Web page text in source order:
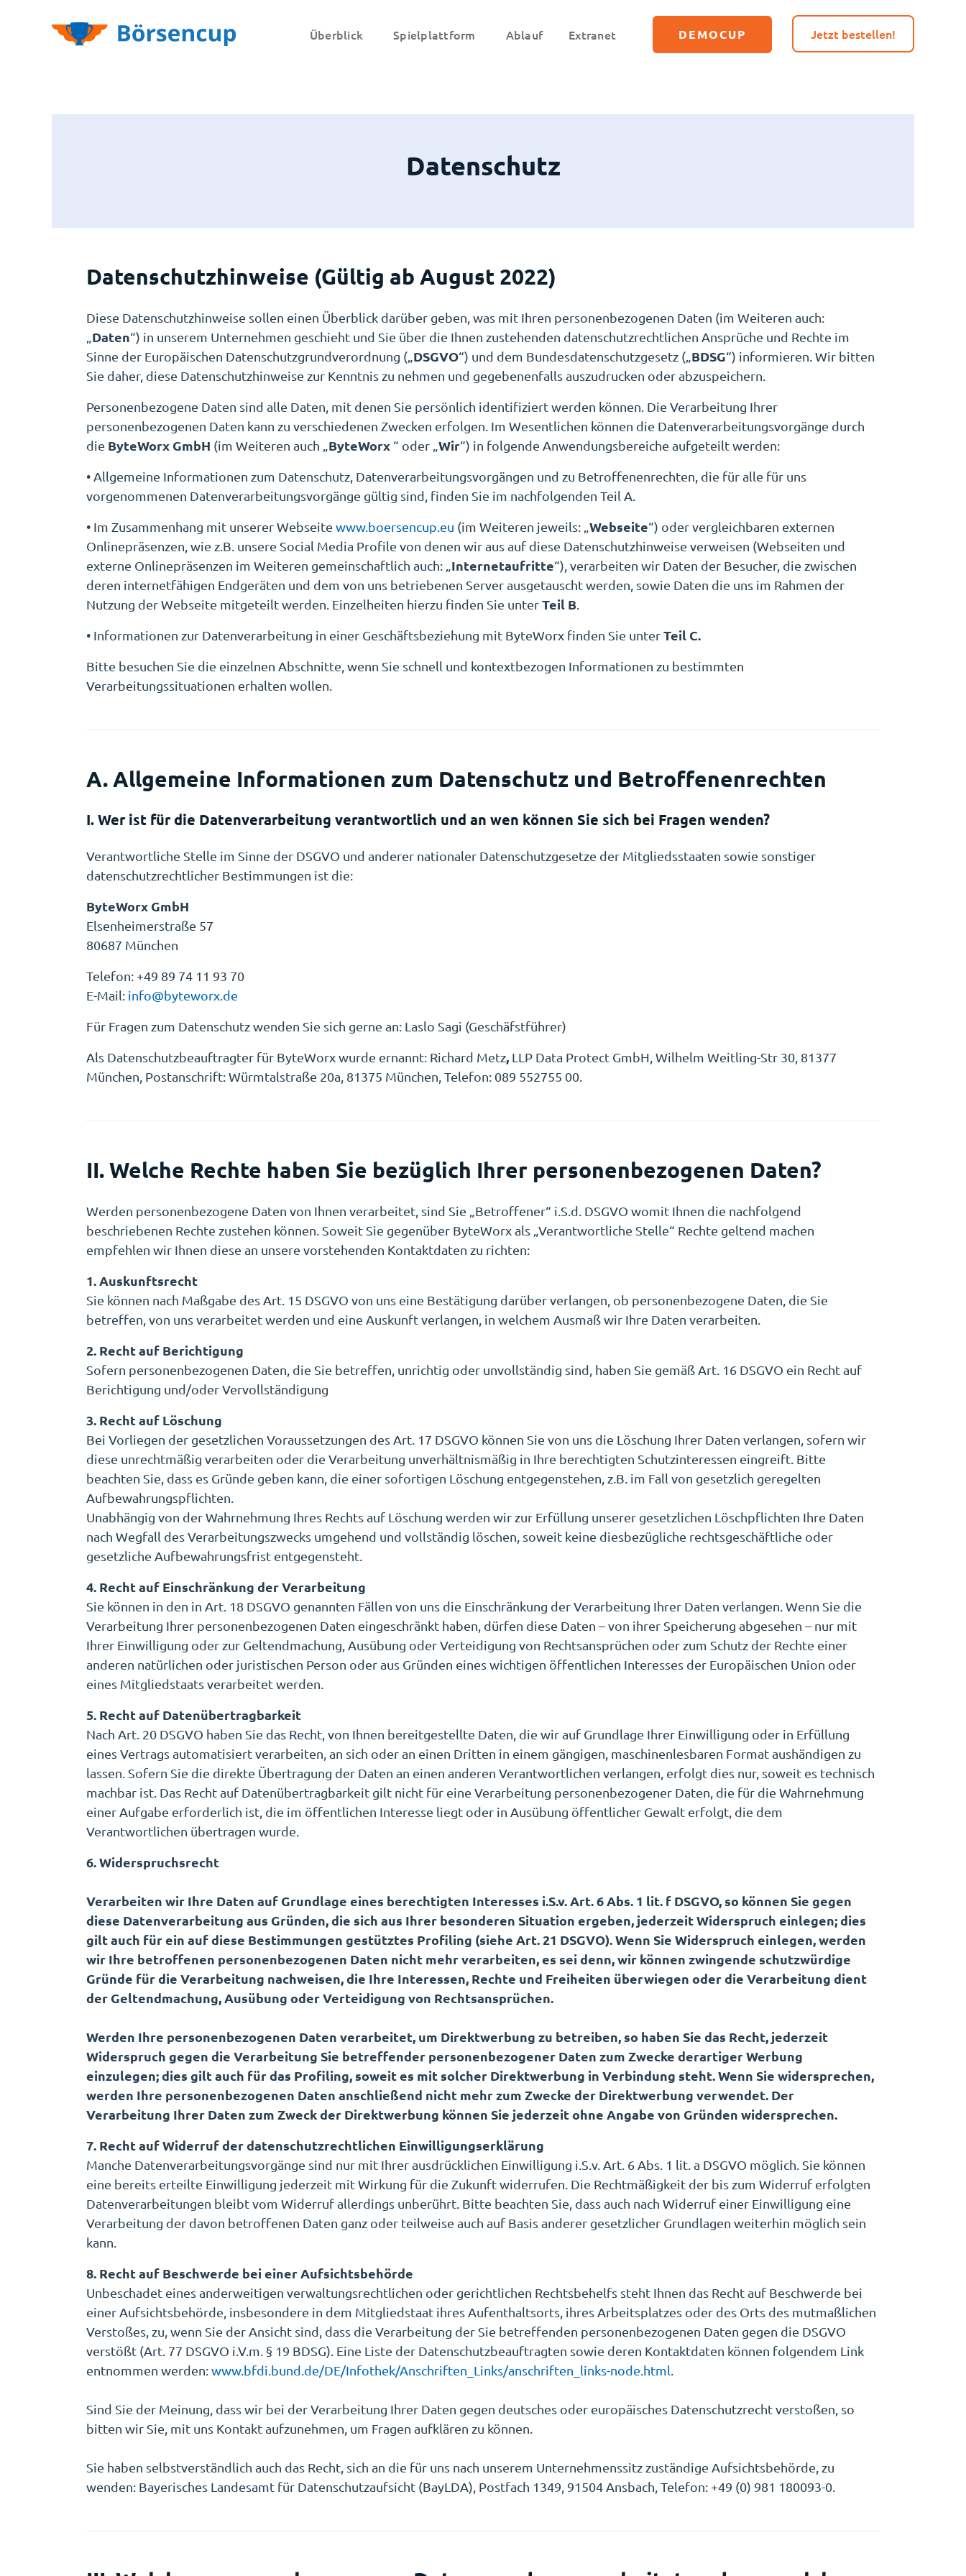
Überblick Spielplattform Ablauf Extranet DEMOCUP Jetzt bestellen!
Datenschutz
Datenschutzhinweise (Gültig ab August 2022)
Diese Datenschutzhinweise sollen einen Überblick darüber geben, was mit Ihren personenbezogenen Daten (im Weiteren auch:
Daten“) in unserem Unternehmen geschieht und Sie über die Ihnen zustehenden datenschutzrechtlichen Ansprüche und Rechte im
Sinne der Europäischen Datenschutzgrundverordnung („ DSGVO“) und dem Bundesdatenschutzgesetz („ BDSG“) informieren. Wir bitten
Sie daher, diese Datenschutzhinweise zur Kenntnis zu nehmen und gegebenenfalls auszudrucken oder abzuspeichern.
Personenbezogene Daten sind alle Daten, mit denen Sie persönlich identifiziert werden können. Die Verarbeitung Ihrer
personenbezogenen Daten kann zu verschiedenen Zwecken erfolgen. Im Wesentlichen können die Datenverarbeitungsvorgänge durch
die ByteWorx GmbH (im Weiteren auch „ ByteWorx “ oder „ Wir“) in folgende Anwendungsbereiche aufgeteilt werden:
• Allgemeine Informationen zum Datenschutz, Datenverarbeitungsvorgängen und zu Betroffenenrechten, die für alle für uns
vorgenommenen Datenverarbeitungsvorgänge gültig sind, finden Sie im nachfolgenden Teil A.
• Im Zusammenhang mit unserer Webseite www.boersencup.eu (im Weiteren jeweils: „ Webseite“) oder vergleichbaren externen
Onlinepräsenzen, wie z.B. unsere Social Media Profile von denen wir aus auf diese Datenschutzhinweise verweisen (Webseiten und
externe Onlinepräsenzen im Weiteren gemeinschaftlich auch: „ Internetaufritte“), verarbeiten wir Daten der Besucher, die zwischen
deren internetfähigen Endgeräten und dem von uns betriebenen Server ausgetauscht werden, sowie Daten die uns im Rahmen der
Nutzung der Webseite mitgeteilt werden. Einzelheiten hierzu finden Sie unterTeil B
• Informationen zur Datenverarbeitung in einer Geschäftsbeziehung mit ByteWorx finden Sie unterTeil C.
Bitte besuchen Sie die einzelnen Abschnitte, wenn Sie schnell und kontextbezogen Informationen zu bestimmten
Verarbeitungssituationen erhalten wollen.
A. Allgemeine Informationen zum Datenschutz und Betroffenenrechten
I. Wer ist für die Datenverarbeitung verantwortlich und an wen können Sie sich bei Fragen wenden?
Verantwortliche Stelle im Sinne der DSGVO und anderer nationaler Datenschutzgesetze der Mitgliedsstaaten sowie sonstiger
datenschutzrechtlicher Bestimmungen ist die:
ByteWorx GmbH
Elsenheimerstraße 57
80687 München
Telefon: +49 89 74 11 93 70
E-Mail: info@byteworx.de
Für Fragen zum Datenschutz wenden Sie sich gerne an: Laslo Sagi (Geschäfstführer)
Als Datenschutzbeauftragter für ByteWorx wurde ernannt: Richard Metz, LLP Data Protect GmbH, Wilhelm Weitling-Str 30, 81377
München, Postanschrift:Würmtalstraße 20a, 81375 München, Telefon: 089 552755 00.
II. Welche Rechte haben Sie bezüglich Ihrer personenbezogenen Daten?
Werden personenbezogene Daten von Ihnen verarbeitet, sind Sie „Betroffener“ i.S.d. DSGVO womit Ihnen die nachfolgend
beschriebenen Rechte zustehen können. Soweit Sie gegenüber ByteWorx als „Verantwortliche Stelle“ Rechte geltend machen
empfehlen wir Ihnen diese an unsere vorstehenden Kontaktdaten zu richten:
1. Auskunftsrecht
Sie können nach Maßgabe des Art. 15 DSGVO von uns eine Bestätigung darüber verlangen, ob personenbezogene Daten, die Sie
betreffen, von uns verarbeitet werden und eine Auskunft verlangen, in welchem Ausmaß wir Ihre Daten verarbeiten.
2. Recht auf Berichtigung
Sofern personenbezogenen Daten, die Sie betreffen, unrichtig oder unvollständig sind, haben Sie gemäß Art. 16 DSGVO ein Recht auf
Berichtigung und/oder Vervollständigung
3. Recht auf Löschung
Bei Vorliegen der gesetzlichen Voraussetzungen des Art. 17 DSGVO können Sie von uns die Löschung Ihrer Daten verlangen, sofern wir
diese unrechtmäßig verarbeiten oder die Verarbeitung unverhältnismäßig in Ihre berechtigten Schutzinteressen eingreift. Bitte
beachten Sie, dass es Gründe geben kann, die einer sofortigen Löschung entgegenstehen, z.B. im Fall von gesetzlich geregelten
Aufbewahrungspflichten.
Unabhängig von der Wahrnehmung Ihres Rechts auf Löschung werden wir zur Erfüllung unserer gesetzlichen Löschpflichten Ihre Daten
nach Wegfall des Verarbeitungszwecks umgehend und vollständig löschen, soweit keine diesbezügliche rechtsgeschäftliche oder
gesetzliche Aufbewahrungsfrist entgegensteht.
4. Recht auf Einschränkung der Verarbeitung
Sie können in den in Art. 18 DSGVO genannten Fällen von uns die Einschränkung der Verarbeitung Ihrer Daten verlangen. Wenn Sie die
Verarbeitung Ihrer personenbezogenen Daten eingeschränkt haben, dürfen diese Daten – von ihrer Speicherung abgesehen – nur mit
Ihrer Einwilligung oder zur Geltendmachung, Ausübung oder Verteidigung von Rechtsansprüchen oder zum Schutz der Rechte einer
anderen natürlichen oder juristischen Person oder aus Gründen eines wichtigen öffentlichen Interesses der Europäischen Union oder
eines Mitgliedstaats verarbeitet werden.
5. Recht auf Datenübertragbarkeit
Nach Art. 20 DSGVO haben Sie das Recht, von Ihnen bereitgestellte Daten, die wir auf Grundlage Ihrer Einwilligung oder in Erfüllung
eines Vertrags automatisiert verarbeiten, an sich oder an einen Dritten in einem gängigen, maschinenlesbaren Format aushändigen zu
lassen. Sofern Sie die direkte Übertragung der Daten an einen anderen Verantwortlichen verlangen, erfolgt dies nur, soweit es technisch
machbar ist. Das Recht auf Datenübertragbarkeit gilt nicht für eine Verarbeitung personenbezogener Daten, die für die Wahrnehmung
einer Aufgabe erforderlich ist, die im öffentlichen Interesse liegt oder in Ausübung öffentlicher Gewalt erfolgt, die dem
Verantwortlichen übertragen wurde.
6. Widerspruchsrecht
Verarbeiten wir Ihre Daten auf Grundlage eines berechtigten Interesses i.S.v. Art. 6 Abs. 1 lit. f DSGVO, so können Sie gegen
diese Datenverarbeitung aus Gründen, die sich aus Ihrer besonderen Situation ergeben, jederzeit Widerspruch einlegen; dies
gilt auch für ein auf diese Bestimmungen gestütztes Profiling (siehe Art. 21 DSGVO). Wenn Sie Widerspruch einlegen, werden
wir Ihre betroffenen personenbezogenen Daten nicht mehr verarbeiten, es sei denn, wir können zwingende schutzwürdige
Gründe für die Verarbeitung nachweisen, die Ihre Interessen, Rechte und Freiheiten überwiegen oder die Verarbeitung dient
der Geltendmachung, Ausübung oder Verteidigung von Rechtsansprüchen.
Werden Ihre personenbezogenen Daten verarbeitet, um Direktwerbung zu betreiben, so haben Sie das Recht, jederzeit
Widerspruch gegen die Verarbeitung Sie betreffender personenbezogener Daten zum Zwecke derartiger Werbung
einzulegen; dies gilt auch für das Profiling, soweit es mit solcher Direktwerbung in Verbindung steht. Wenn Sie widersprechen,
werden Ihre personenbezogenen Daten anschließend nicht mehr zum Zwecke der Direktwerbung verwendet. Der
Verarbeitung Ihrer Daten zum Zweck der Direktwerbung können Sie jederzeit ohne Angabe von Gründen widersprechen.
7. Recht auf Widerruf der datenschutzrechtlichen Einwilligungserklärung
Manche Datenverarbeitungsvorgänge sind nur mit Ihrer ausdrücklichen Einwilligung i.S.v. Art. 6 Abs. 1 lit. a DSGVO möglich. Sie können
eine bereits erteilte Einwilligung jederzeit mit Wirkung für die Zukunft widerrufen. Die Rechtmäßigkeit der bis zum Widerruf erfolgten
Datenverarbeitungen bleibt vom Widerruf allerdings unberührt. Bitte beachten Sie, dass auch nach Widerruf einer Einwilligung eine
Verarbeitung der davon betroffenen Daten ganz oder teilweise auch auf Basis anderer gesetzlicher Grundlagen weiterhin möglich sein
kann.
8. Recht auf Beschwerde bei einer Aufsichtsbehörde
Unbeschadet eines anderweitigen verwaltungsrechtlichen oder gerichtlichen Rechtsbehelfs steht Ihnen das Recht auf Beschwerde bei
einer Aufsichtsbehörde, insbesondere in dem Mitgliedstaat ihres Aufenthaltsorts, ihres Arbeitsplatzes oder des Orts des mutmaßlichen
Verstoßes, zu, wenn Sie der Ansicht sind, dass die Verarbeitung der Sie betreffenden personenbezogenen Daten gegen die DSGVO
verstößt (Art. 77 DSGVO i.V.m. § 19 BDSG). Eine Liste der Datenschutzbeauftragten sowie deren Kontaktdaten können folgendem Link
entnommen werden:www.bfdi.bund.de/DE/Infothek/Anschriften_Links/anschriften_links-node.html
Sind Sie der Meinung, dass wir bei der Verarbeitung Ihrer Daten gegen deutsches oder europäisches Datenschutzrecht verstoßen, so
bitten wir Sie, mit uns Kontakt aufzunehmen, um Fragen aufklären zu können.
Sie haben selbstverständlich auch das Recht, sich an die für uns nach unserem Unternehmenssitz zuständige Aufsichtsbehörde, zu
wenden: Bayerisches Landesamt für Datenschutzaufsicht (BayLDA), Postfach 1349, 91504 Ansbach, Telefon: +49 (0) 981 180093-0.